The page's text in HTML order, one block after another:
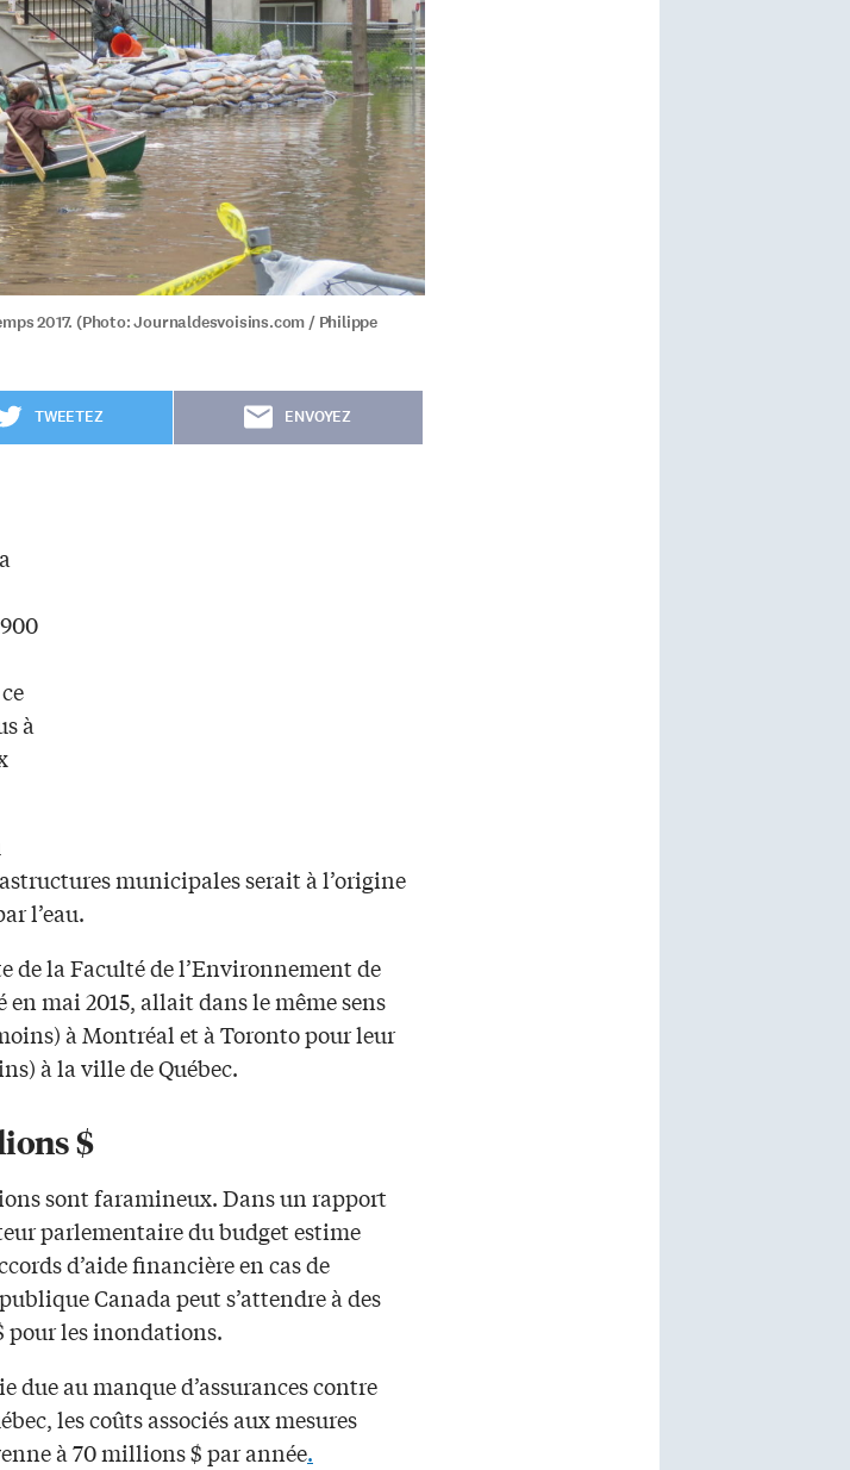
2017. (Photo: Journaldesvoisins.com / Philippe
TWEETEZ ENVOYEZ
à
municipales serait à l’origine
l’eau.
de la Faculté de l’Environnement de
mai 2015, allait dans le même sens
à Montréal et à Toronto pour leur
à la ville de Québec.
$
sont faramineux. Dans un rapport
parlementaire du budget estime
d’aide financière en cas de
Canada peut s’attendre à des
pour les inondations.
due au manque d’assurances contre
les coûts associés aux mesures
à 70 millions $ par année.